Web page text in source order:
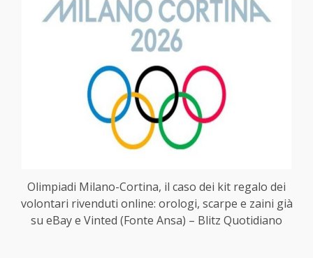
Olimpiadi Milano-Cortina, il caso dei kit regalo dei
volontari rivenduti online: orologi, scarpe e zaini già
su eBay e Vinted (Fonte Ansa) – Blitz Quotidiano